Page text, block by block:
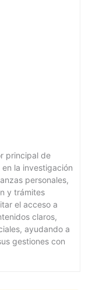
principal de
la investigación
personales,
y trámites
el acceso a
claros,
ayudando a
gestiones con